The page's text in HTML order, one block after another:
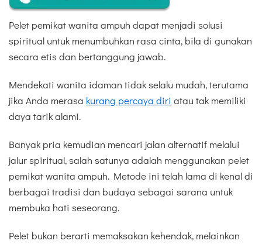
Pelet pemikat wanita ampuh dapat menjadi solusi
spiritual untuk menumbuhkan rasa cinta, bila di gunakan
secara etis dan bertanggung jawab.
Mendekati wanita idaman tidak selalu mudah, terutama
jika Anda merasa kurang percaya diri atau tak memiliki
daya tarik alami.
Banyak pria kemudian mencari jalan alternatif melalui
jalur spiritual, salah satunya adalah menggunakan pelet
pemikat wanita ampuh. Metode ini telah lama di kenal di
berbagai tradisi dan budaya sebagai sarana untuk
membuka hati seseorang.
Pelet bukan berarti memaksakan kehendak, melainkan